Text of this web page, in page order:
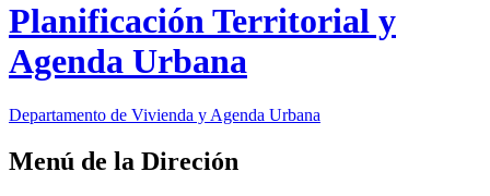
Planificación Territorial y
Agenda Urbana
Departamento de Vivienda y Agenda Urbana
Menú de la Direción